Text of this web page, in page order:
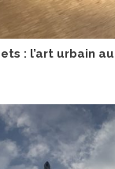
: l’art urbain